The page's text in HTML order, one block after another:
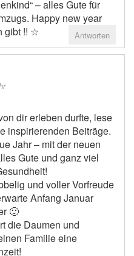
– alles Gute für
Happy new year
gibt !! ☆
Antworten
dir erleben durfte, lese
inspirierenden Beiträge.
Jahr – mit der neuen
Gute und ganz viel
und voller Vorfreude
Anfang Januar
🙂
die Daumen und
Familie eine